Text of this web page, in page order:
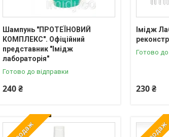
Шампунь "ПРОТЕЇНОВИЙ
КОМПЛЕКС". Офіційний
представник "Імідж
лабораторія"
Готово до відправки
240 ₴
Імідж
Готово до
230 ₴